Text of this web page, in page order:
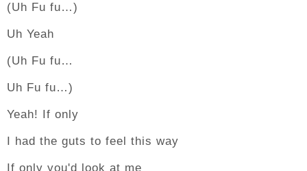
(Uh Fu fu…)
Uh Yeah
(Uh Fu fu…
Uh Fu fu…)
Yeah! If only
I had the guts to feel this way
If only you'd look at me